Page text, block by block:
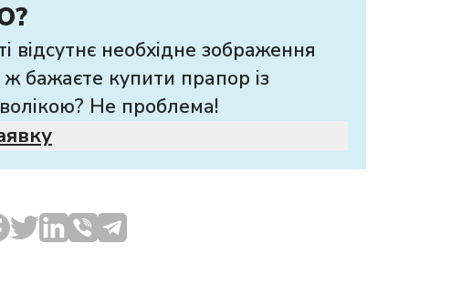
відсутнє необхідне зображення
бажаєте купити прапор із
Не проблема!